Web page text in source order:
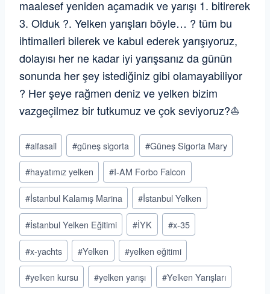
maalesef yeniden açamadık ve yarışı 1. bitirerek
3. Olduk ?. Yelken yarışları böyle… ? tüm bu
ihtimalleri bilerek ve kabul ederek yarışıyoruz,
dolayısı her ne kadar iyi yarışsanız da günün
sonunda her şey istediğiniz gibi olamayabiliyor
? Her şeye rağmen deniz ve yelken bizim
vazgeçilmez bir tutkumuz ve çok seviyoruz?⛵️
Post
Tags:
#alfasail #güneş sigorta #Güneş Sigorta Mary
#hayatımız yelken #I-AM Forbo Falcon
#İstanbul Kalamış Marina #İstanbul Yelken
#İstanbul Yelken Eğitimi #İYK #x-35
#x-yachts #Yelken #yelken eğitimi
#yelken kursu #yelken yarışı #Yelken Yarışları